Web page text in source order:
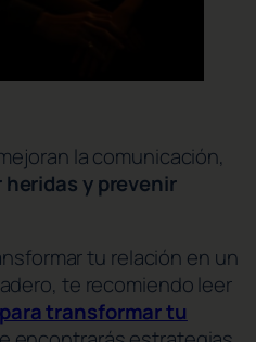
la comunicación,
heridas y prevenir
tu relación en un
te recomiendo leer
transformar tu